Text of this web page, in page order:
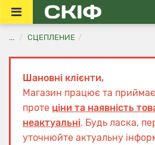
... СЦЕПЛЕНИЕ
Шановні клієнти,
Магазин працює та
проте ціни та наявність
неактуальні. Будь ласка,
уточнюйте актуальну